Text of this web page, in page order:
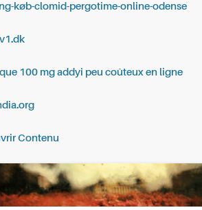
køb-clomid-pergotime-online-odense
100 mg addyi peu coûteux en ligne
Contenu